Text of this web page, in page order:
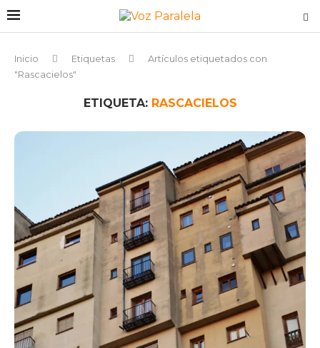
Inicio Etiquetas
Artículos etiquetados con
"Rascacielos"
ETIQUETA: RASCACIELOS